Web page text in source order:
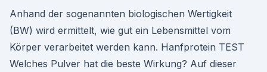
Anhand der sogenannten biologischen Wertigkeit
(BW) wird ermittelt, wie gut ein Lebensmittel vom
Körper verarbeitet werden kann. Hanfprotein TEST
Welches Pulver hat die beste Wirkung? Auf dieser